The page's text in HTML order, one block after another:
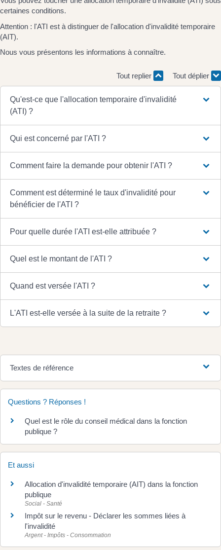
certaines conditions.
Attention : l'ATI est à distinguer de l'allocation d'invalidité temporaire
(AIT).
Nous vous présentons les informations à connaître.
Tout replier Tout déplier
Qu'est-ce que l'allocation temporaire d'invalidité
(ATI) ?
Qui est concerné par l'ATI ?
Comment faire la demande pour obtenir l'ATI ?
Comment est déterminé le taux d'invalidité pour
bénéficier de l'ATI ?
Pour quelle durée l'ATI est-elle attribuée ?
Quel est le montant de l'ATI ?
Quand est versée l'ATI ?
L'ATI est-elle versée à la suite de la retraite ?
Textes de référence
Questions ? Réponses !
Quel est le rôle du conseil médical dans la fonction
publique ?
Et aussi
Allocation d'invalidité temporaire (AIT) dans la fonction
publique
Social - Santé
Impôt sur le revenu - Déclarer les sommes liées à
l'invalidité
Argent - Impôts - Consommation